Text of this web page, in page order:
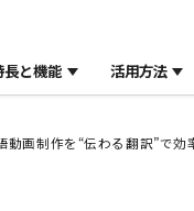
長と機能 活用方法
動画制作を“伝わる翻訳”で